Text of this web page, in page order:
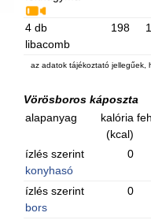
4 db
libacomb
198
az adatok tájékoztató jellegűek,
Vörösboros káposzta
alapanyag
kalória
(kcal)
ízlés szerint
konyhasó
0
ízlés szerint
bors
0